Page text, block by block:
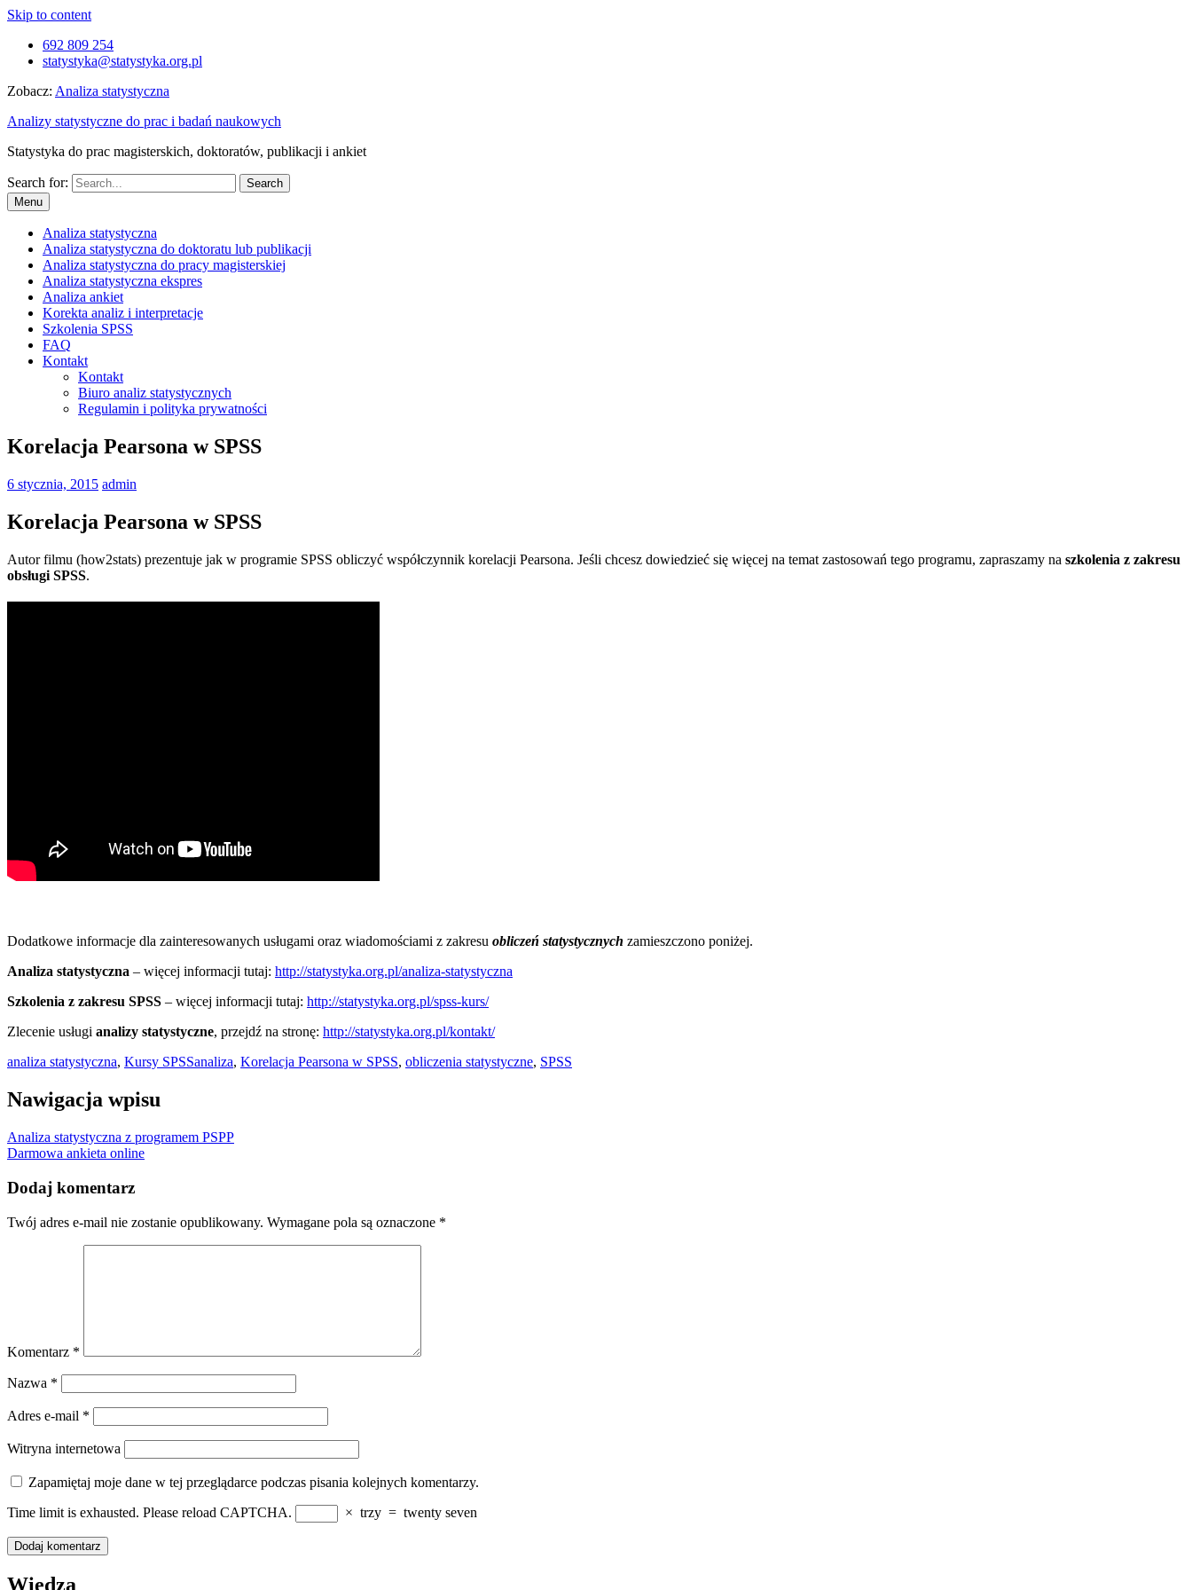
Skip to content
692 809 254
statystyka@statystyka.org.pl
Zobacz: Analiza statystyczna
Analizy statystyczne do prac i badań naukowych
Statystyka do prac magisterskich, doktoratów, publikacji i ankiet
Search for:
Menu
Analiza statystyczna
Analiza statystyczna do doktoratu lub publikacji
Analiza statystyczna do pracy magisterskiej
Analiza statystyczna ekspres
Analiza ankiet
Korekta analiz i interpretacje
Szkolenia SPSS
FAQ
Kontakt
Kontakt
Biuro analiz statystycznych
Regulamin i polityka prywatności
Korelacja Pearsona w SPSS
6 stycznia, 2015 admin
Korelacja Pearsona w SPSS
Autor filmu (how2stats) prezentuje jak w programie SPSS obliczyć współczynnik korelacji Pearsona. Jeśli chcesz dowiedzieć się więcej na temat zastosowań tego programu, zapraszamy na szkolenia z zakresu
obsługi SPSS.
Dodatkowe informacje dla zainteresowanych usługami oraz wiadomościami z zakresu obliczeń statystycznych zamieszczono poniżej.
Analiza statystyczna – więcej informacji tutaj: http://statystyka.org.pl/analiza-statystyczna
Szkolenia z zakresu SPSS – więcej informacji tutaj: http://statystyka.org.pl/spss-kurs/
Zlecenie usługi analizy statystyczne, przejdź na stronę: http://statystyka.org.pl/kontakt/
analiza statystyczna, Kursy SPSSanaliza, Korelacja Pearsona w SPSS, obliczenia statystyczne, SPSS
Nawigacja wpisu
Analiza statystyczna z programem PSPP
Darmowa ankieta online
Dodaj komentarz
Twój adres e-mail nie zostanie opublikowany. Wymagane pola są oznaczone *
Komentarz *
Nazwa *
Adres e-mail *
Witryna internetowa
Zapamiętaj moje dane w tej przeglądarce podczas pisania kolejnych komentarzy.
Time limit is exhausted. Please reload CAPTCHA.
× trzy = twenty seven
Wiedza